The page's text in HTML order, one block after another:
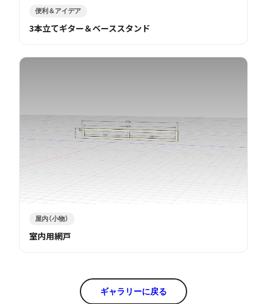
便利＆アイデア
3本立てギター＆ベーススタンド
屋内（小物）
室内用網戸
ギャラリーに戻る